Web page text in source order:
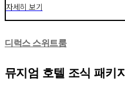
자세히 보기
디럭스 스위트룸
뮤지엄 호텔 조식 패키